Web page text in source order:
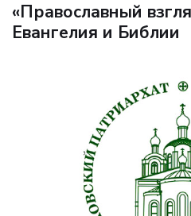
«Православный
Евангелия и Библии